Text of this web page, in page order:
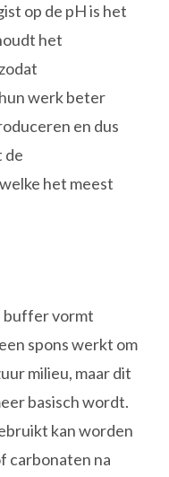
op de pH is het
het
werk beter
en dus
de
het meest
buffer vormt
spons werkt om
milieu, maar dit
basisch wordt.
kan worden
carbonaten na